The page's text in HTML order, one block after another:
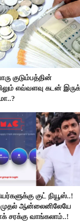
குடும்பத்தின்
எவ்வளவு கடன்
குட் நியூஸ்..!
ஆன்லைனிலேயே
சரக்கு வாங்கலாம்..!